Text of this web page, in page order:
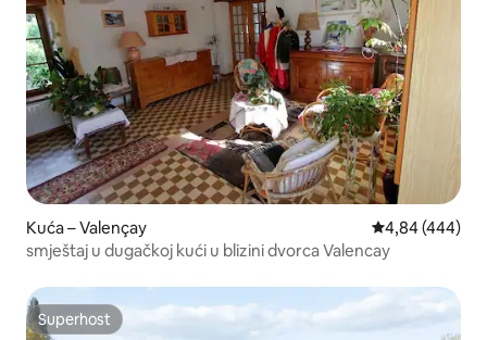
Kuća – Valençay Prosječna
4,84 (444)
smještaj u dugačkoj kući u blizini dvorca Valencay
Superhost
Superhost